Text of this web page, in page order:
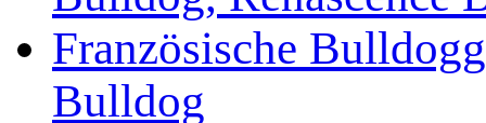
Französische
Bulldog